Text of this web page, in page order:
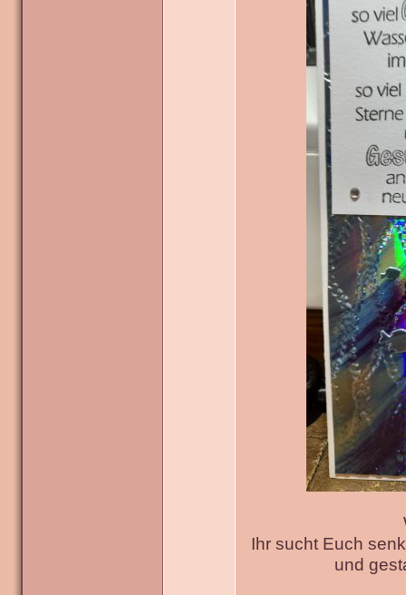
Ihr sucht Euch
und